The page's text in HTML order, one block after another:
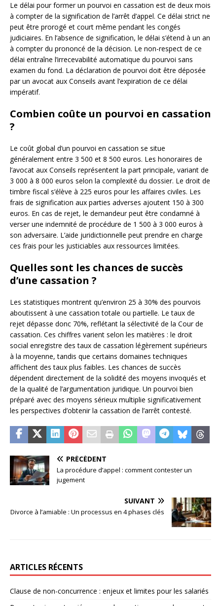
Le délai pour former un pourvoi en cassation est de deux mois
à compter de la signification de l’arrêt d’appel. Ce délai strict ne
peut être prorogé et court même pendant les congés
judiciaires. En l’absence de signification, le délai s’étend à un an
à compter du prononcé de la décision. Le non-respect de ce
délai entraîne l’irrecevabilité automatique du pourvoi sans
examen du fond. La déclaration de pourvoi doit être déposée
par un avocat aux Conseils avant l’expiration de ce délai
impératif.
Combien coûte un pourvoi en cassation
?
Le coût global d’un pourvoi en cassation se situe
généralement entre 3 500 et 8 500 euros. Les honoraires de
l’avocat aux Conseils représentent la part principale, variant de
3 000 à 8 000 euros selon la complexité du dossier. Le droit de
timbre fiscal s’élève à 225 euros pour les affaires civiles. Les
frais de signification aux parties adverses ajoutent 150 à 300
euros. En cas de rejet, le demandeur peut être condamné à
verser une indemnité de procédure de 1 500 à 3 000 euros à
son adversaire. L’aide juridictionnelle peut prendre en charge
ces frais pour les justiciables aux ressources limitées.
Quelles sont les chances de succès
d’une cassation ?
Les statistiques montrent qu’environ 25 à 30% des pourvois
aboutissent à une cassation totale ou partielle. Le taux de
rejet dépasse donc 70%, reflétant la sélectivité de la Cour de
cassation. Ces chiffres varient selon les matières : le droit
social enregistre des taux de cassation légèrement supérieurs
à la moyenne, tandis que certains domaines techniques
affichent des taux plus faibles. Les chances de succès
dépendent directement de la solidité des moyens invoqués et
de la qualité de l’argumentation juridique. Un pourvoi bien
préparé avec des moyens sérieux multiplie significativement
les perspectives d’obtenir la cassation de l’arrêt contesté.
PRÉCÉDENT
La procédure d’appel : comment contester un
jugement
SUIVANT
Divorce à l’amiable : Un processus en 4 phases clés
ARTICLES RÉCENTS
Clause de non-concurrence : enjeux et limites pour les salariés